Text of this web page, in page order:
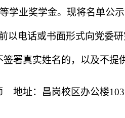
学业奖学金。现将名单公
以电话或书面形式向党委
签署真实姓名的，以及不提
地址：昌岗校区办公楼103